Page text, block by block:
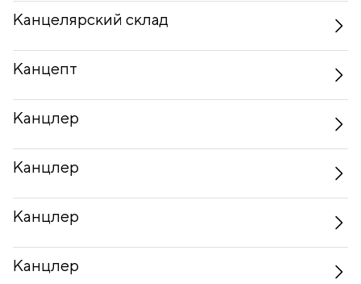
Канцелярский склад
Канцепт
Канцлер
Канцлер
Канцлер
Канцлер